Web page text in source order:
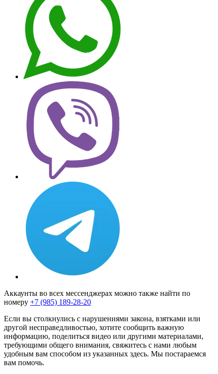
Аккаунты во всех мессенджерах можно также найти по
номеру +7 (985) 189-28-20
Если вы столкнулись с нарушениями закона, взятками или
другой несправедливостью, хотите сообщить важную
информацию, поделиться видео или другими материалами,
требующими общего внимания, свяжитесь с нами любым
удобным вам способом из указанных здесь. Мы постараемся
вам помочь.